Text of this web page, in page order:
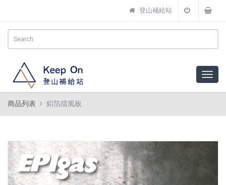
登山補給站
商品列表 鋁箔擋風板